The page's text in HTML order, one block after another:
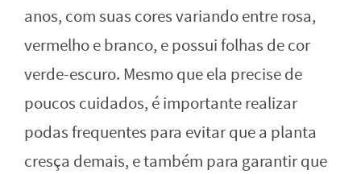
anos, com suas cores variando entre rosa,
vermelho e branco, e possui folhas de cor
verde-escuro. Mesmo que ela precise de
poucos cuidados, é importante realizar
podas frequentes para evitar que a planta
cresça demais, e também para garantir que